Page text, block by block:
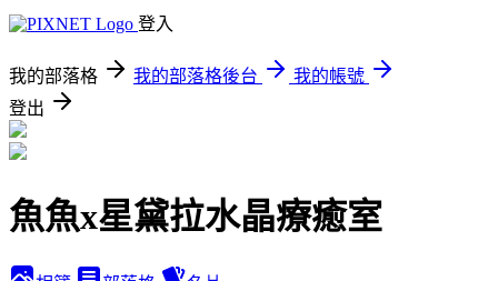
登入
我的部落格 我的部落格後台
我的帳號
登出
魚魚x星黛拉水晶療癒室